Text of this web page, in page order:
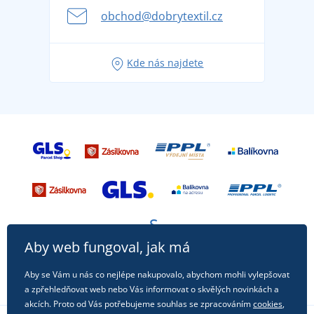
se na dovolenou bez starostí
obchod@dobrytextil.cz
Kde nás najdete
Aby web fungoval, jak má
Aby se Vám u nás co nejlépe nakupovalo, abychom mohli vylepšovat
a zpřehledňovat web nebo Vás informovat o skvělých novinkách a
akcích. Proto od Vás potřebujeme souhlas se zpracovánímcookies,